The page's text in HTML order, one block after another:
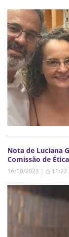
Nota de Luciana
Comissão de Ética
16/10/2023 | ◷ 11:22